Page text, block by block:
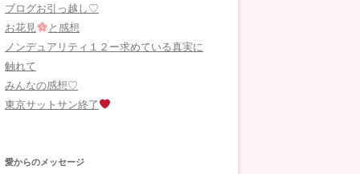
ブログお引っ越し♡
お花見
と感想
ノンデュアリティ１２ー求めている真実に
触れて
みんなの感想♡
東京サットサン終了
愛からのメッセージ